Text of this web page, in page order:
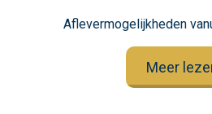
Aflevermogelijkheden
Meer